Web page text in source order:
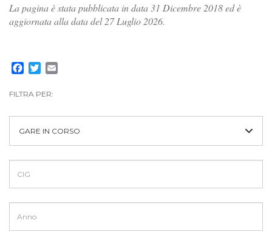
La pagina è stata pubblicata in data 31 Dicembre 2018 ed è
aggiornata alla data del 27 Luglio 2026.
Facebook
Twitter
FILTRA PER:
GARE IN CORSO